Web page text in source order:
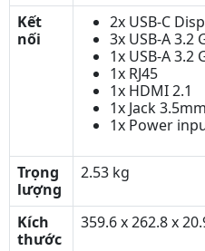
Kết
nối
2x USB-C
3x USB-A 3.2
1x USB-A 3.2
1x RJ45
1x HDMI 2.1
1x Jack 3.5mm
1x Power
Trọng
lượng
2.53 kg
Kích
thước
359.6 x 262.8 x